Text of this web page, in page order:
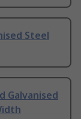
Steel
Galvanised